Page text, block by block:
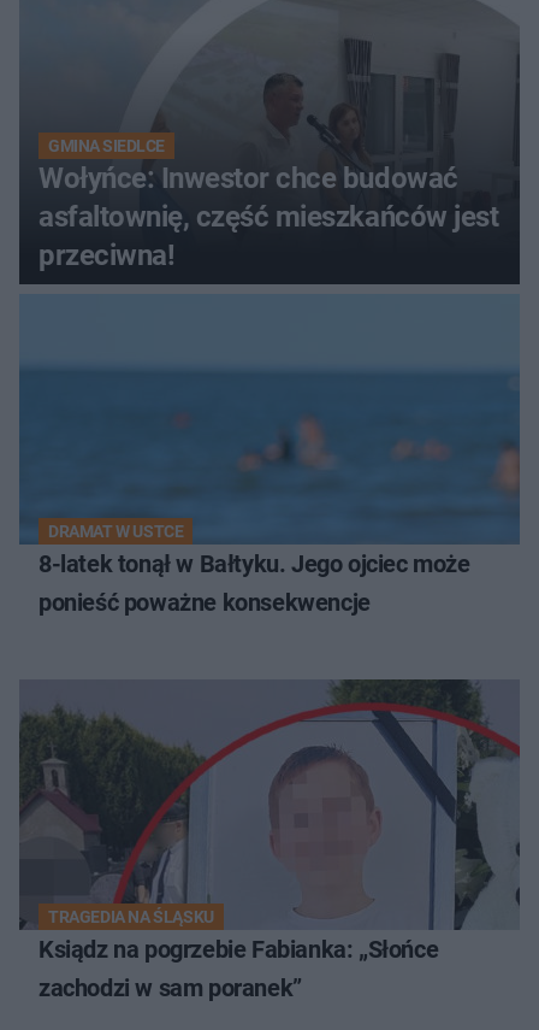
GMINA SIEDLCE
Wołyńce: Inwestor chce budować
asfaltownię, część mieszkańców jest
przeciwna!
DRAMAT W USTCE
8-latek tonął w Bałtyku. Jego ojciec może
ponieść poważne konsekwencje
TRAGEDIA NA ŚLĄSKU
Ksiądz na pogrzebie Fabianka: „Słońce
zachodzi w sam poranek”